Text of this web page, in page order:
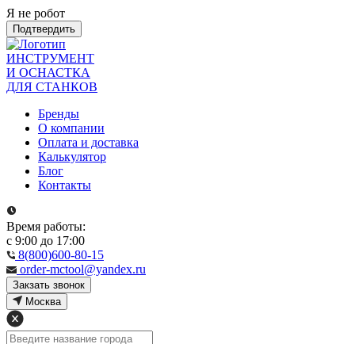
Я не робот
Подтвердить
ИНСТРУМЕНТ
И ОСНАСТКА
ДЛЯ СТАНКОВ
Бренды
О компании
Оплата и доставка
Калькулятор
Блог
Контакты
Время работы:
с 9:00 до 17:00
8(800)600-80-15
order-mctool@yandex.ru
Закзать звонок
Москва